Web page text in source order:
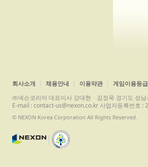
회사소개 채용안내 이용약관 게임이용등
㈜넥슨코리아 대표이사 강대현ㆍ김정욱 경기도 성
E-mail : contact-us@nexon.co.kr 사업자등록번호
© NEXON Korea Corporation All Rights Reserved.
|